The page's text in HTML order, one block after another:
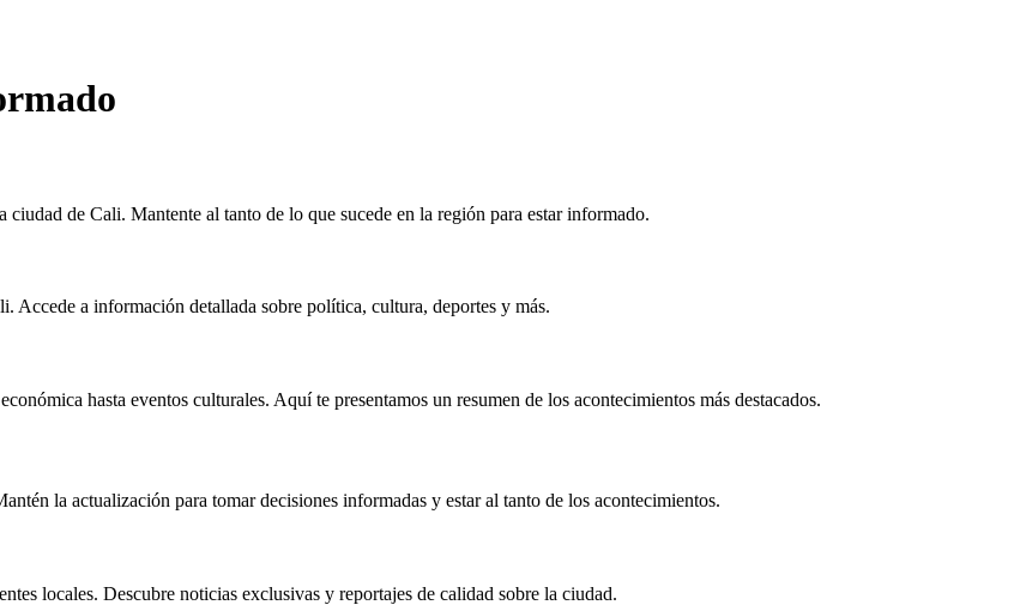
de Cali. Mantente al tanto de lo que sucede en la región para estar informado.
Accede a información detallada sobre política, cultura, deportes y más.
hasta eventos culturales. Aquí te presentamos un resumen de los acontecimientos más destacados.
la actualización para tomar decisiones informadas y estar al tanto de los acontecimientos.
locales. Descubre noticias exclusivas y reportajes de calidad sobre la ciudad.